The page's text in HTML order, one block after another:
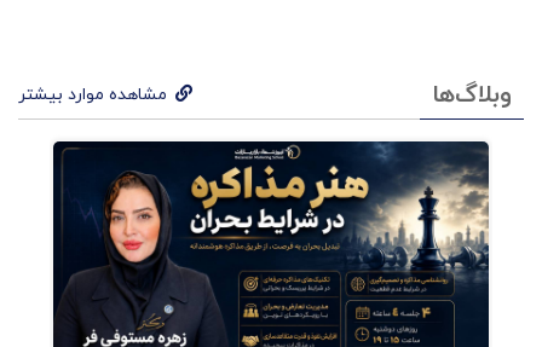
وبلاگ‌ها مشاهده موارد بیشتر